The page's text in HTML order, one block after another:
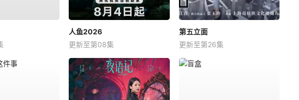
人鱼2026
更新至第08集
第五立面
更新至第26集